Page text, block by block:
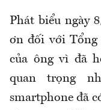
Phát biểu ngày
ơn đối với Tổng
của ông vì đã
quan trọng
smartphone đã